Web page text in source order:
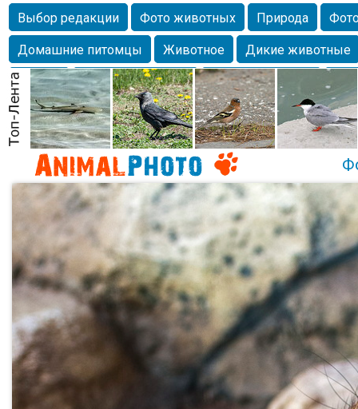
Выбор редакции Фото животных Природа
Домашние питомцы
Животное
Дикие животные
Собаки
Alexanderandronik Млекопитающие
Морда
Собачка Осень Портрет
Домашние
Насекомое
Коты Lebert Дикие птицы Утка